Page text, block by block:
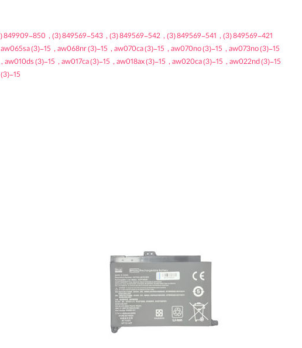
849569-421
(3)
,
849569-541
(3)
,
849569-542
(3)
,
849569-543
(3)
,
849909-850
(3)
15-aw073no
(3)
,
15-aw070no
(3)
,
15-aw070ca
(3)
,
15-aw068nr
(3)
,
15-aw065sa
(3)
15-aw022nd
(3)
,
15-aw020ca
(3)
,
15-aw018ax
(3)
,
15-aw017ca
(3)
,
15-aw010ds
(3)
,
15-aw005ax
(3)